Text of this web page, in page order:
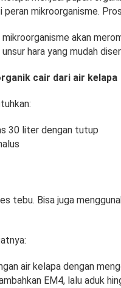
mikroorganisme.
akan
hara yang mudah
cair dari air kelapa
30 liter dengan tutup
tebu. Bisa juga
air kelapa dengan
EM4, lalu aduk